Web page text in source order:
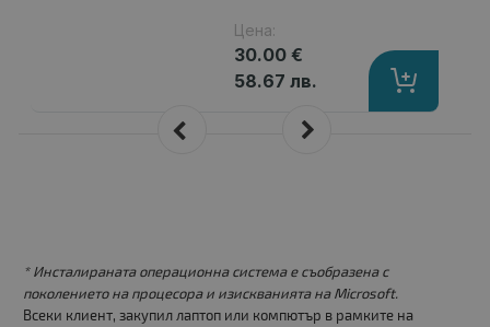
Цена:
30.00 €
58.67 лв.
* Инсталираната операционна система е съобразена с
поколението на процесора и изискванията на Microsoft.
Всеки клиент, закупил лаптоп или компютър в рамките на